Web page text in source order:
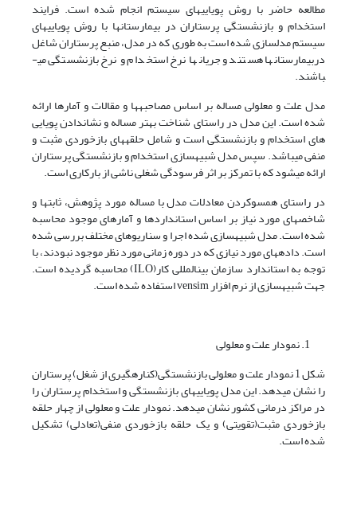
مطالعه حاضر با روش پویایی­های سیستم انجام شده است. فرایند
استخدام و بازنشستگی پرستاران در بیمارستان­ها با روش پویایی­های
سیستم مدل­سازی شده است به طوری که در مدل، منبع پرستاران شاغل
دربیمارستان­ها هستند و جریان­ها نرخ استخدام و نرخ بازنشستگی می­
باشند.
مدل علت و معلولی مساله بر اساس مصاحبه­ها و مقالات و آمارها ارائه
شده است. این مدل در راستای شناخت بهتر مساله و نشان­دادن پویایی
های استخدام و بازنشستگی است و شامل حلقه­های بازخوردی مثبت و
منفی می­باشد. سپس مدل شبیه­سازی استخدام و بازنشستگی پرستاران
ارائه می­شود که با تمرکز بر اثر فرسودگی شغلی ناشی از بارکاری است.
در راستای همسو­کردن معادلات مدل با مساله مورد پژوهش، ثابت­ها و
شاخص­های مورد نیاز بر اساس استانداردها و آمارهای موجود محاسبه
شده است. مدل شبیه­سازی شده اجرا و سناریوهای مختلف بررسی شده
است. داده­های مورد نیازی که در دوره زمانی مورد نظر موجود نبودند، با
توجه به استاندارد سازمان بین­المللی کار(ILO) محاسبه گردیده است.
جهت شبیه­سازی از نرم افزار vensim استفاده شده است.
نمودار علت و معلولی
شکل 1 نمودار علت و معلولی بازنشستگی(کناره­گیری از شغل) پرستاران
را نشان می­دهد. این مدل پویایی­های بازنشستگی و استخدام پرستاران را
در مراکز درمانی کشور نشان می­دهد. نمودار علت و معلولی از چهار حلقه
بازخوردی مثبت(تقویتی) و یک حلقه بازخوردی منفی(تعادلی) تشکیل
شده است.